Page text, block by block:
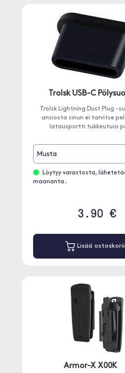
Trolsk USB-C
Trolsk Lightning Dust Plug -
ansiosta sinun ei tarvitse
latausportti tukkeutuisi
Musta
Löytyy varastosta,
maananta..
3.90 €
Lisää
Armor-X X00K